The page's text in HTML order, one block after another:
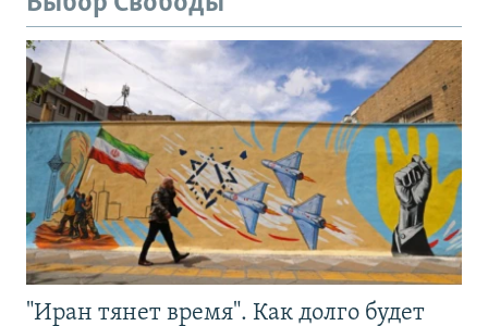
"Иран тянет время". Как долго будет